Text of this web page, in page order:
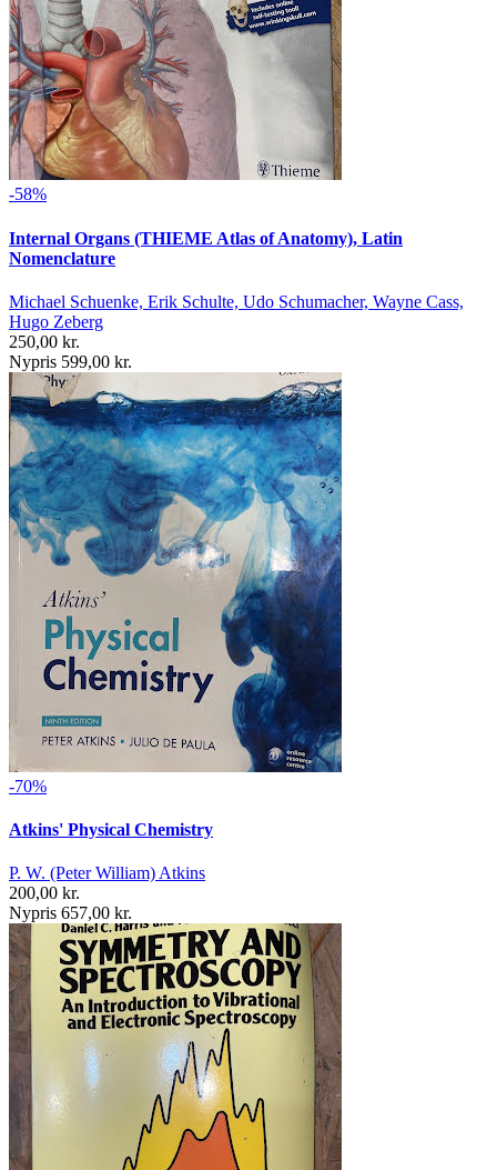
-58%
Internal Organs (THIEME Atlas of Anatomy), Latin
Nomenclature
Michael Schuenke, Erik Schulte, Udo Schumacher, Wayne Cass,
Hugo Zeberg
250,00 kr.
Nypris 599,00 kr.
-70%
Atkins' Physical Chemistry
P. W. (Peter William) Atkins
200,00 kr.
Nypris 657,00 kr.